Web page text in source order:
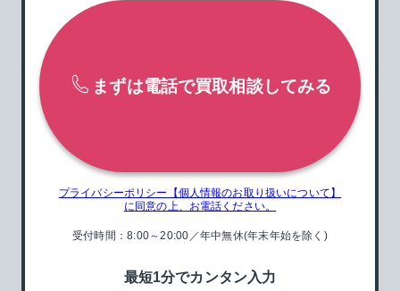
まずは電話で買取相談してみる
プライバシーポリシー【個人情報のお取り扱いについて】
に 同意の上、お電話ください。
受付時間：8:00～20:00／年中無休(年末年始を除く)
最短1分でカンタン入力